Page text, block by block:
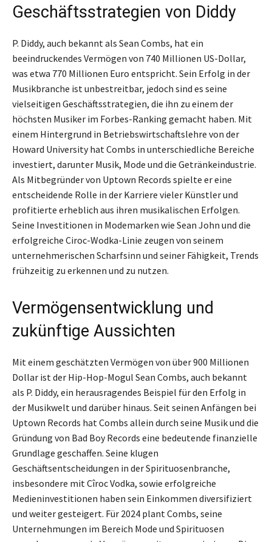
Geschäftsstrategien von Diddy
P. Diddy, auch bekannt als Sean Combs, hat ein
beeindruckendes Vermögen von 740 Millionen US-Dollar,
was etwa 770 Millionen Euro entspricht. Sein Erfolg in der
Musikbranche ist unbestreitbar, jedoch sind es seine
vielseitigen Geschäftsstrategien, die ihn zu einem der
höchsten Musiker im Forbes-Ranking gemacht haben. Mit
einem Hintergrund in Betriebswirtschaftslehre von der
Howard University hat Combs in unterschiedliche Bereiche
investiert, darunter Musik, Mode und die Getränkeindustrie.
Als Mitbegründer von Uptown Records spielte er eine
entscheidende Rolle in der Karriere vieler Künstler und
profitierte erheblich aus ihren musikalischen Erfolgen.
Seine Investitionen in Modemarken wie Sean John und die
erfolgreiche Ciroc-Wodka-Linie zeugen von seinem
unternehmerischen Scharfsinn und seiner Fähigkeit, Trends
frühzeitig zu erkennen und zu nutzen.
Vermögensentwicklung und
zukünftige Aussichten
Mit einem geschätzten Vermögen von über 900 Millionen
Dollar ist der Hip-Hop-Mogul Sean Combs, auch bekannt
als P. Diddy, ein herausragendes Beispiel für den Erfolg in
der Musikwelt und darüber hinaus. Seit seinen Anfängen bei
Uptown Records hat Combs allein durch seine Musik und die
Gründung von Bad Boy Records eine bedeutende finanzielle
Grundlage geschaffen. Seine klugen
Geschäftsentscheidungen in der Spirituosenbranche,
insbesondere mit Cîroc Vodka, sowie erfolgreiche
Medieninvestitionen haben sein Einkommen diversifiziert
und weiter gesteigert. Für 2024 plant Combs, seine
Unternehmungen im Bereich Mode und Spirituosen